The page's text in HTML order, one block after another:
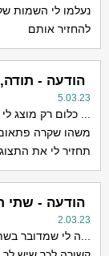
נעלמו לי השמות
להחזיר אותם
הודעה -
5.03.23
... כלום רק מוצג
משהו שקרה
תחזיר לי את
הודעה - שתי
2.03.23